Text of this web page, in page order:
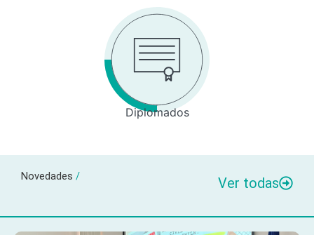
Diplomados
Novedades / Ver todas